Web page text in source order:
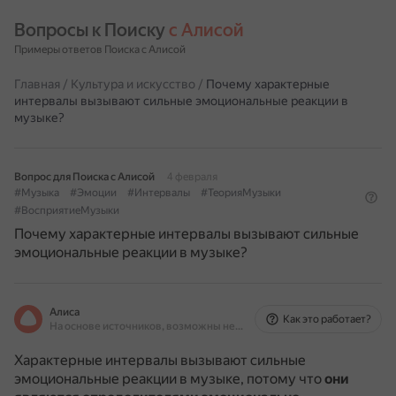
Вопросы к Поиску с Алисой
Примеры ответов Поиска с Алисой
Главная / Культура и искусство / Почему характерные
интервалы вызывают сильные эмоциональные реакции в
музыке?
Вопрос для Поиска с Алисой
4 февраля
#Музыка
#Эмоции #Интервалы
#ТеорияМузыки
#ВосприятиеМузыки
Почему характерные интервалы вызывают сильные
эмоциональные реакции в музыке?
Алиса
На основе источников, возможны неточности
Как это работает?
Характерные интервалы вызывают сильные
эмоциональные реакции в музыке, потому чтоони